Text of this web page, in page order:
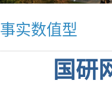
事实数值型
国研